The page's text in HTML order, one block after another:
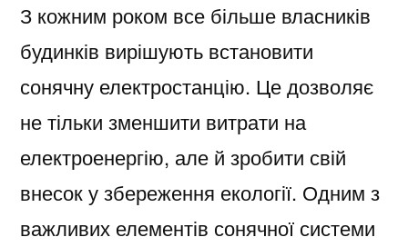
З кожним роком все більше власників
будинків вирішують встановити
сонячну електростанцію. Це дозволяє
не тільки зменшити витрати на
електроенергію, але й зробити свій
внесок у збереження екології. Одним з
важливих елементів сонячної системи